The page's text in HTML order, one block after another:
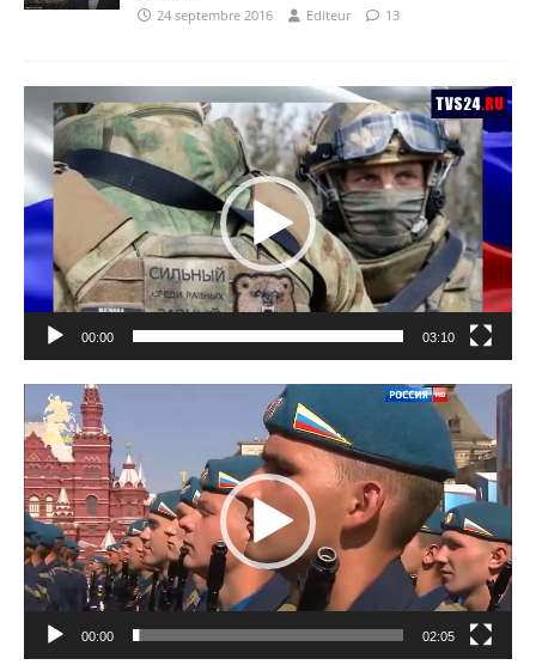
24 septembre 2016 Editeur 13
Lecteur
vidéo
00:00 03:10
Lecteur
vidéo
00:00 02:05